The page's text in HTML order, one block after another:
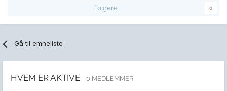
Følgere 0
Gå til emneliste
HVEM ER AKTIVE 0 MEDLEMMER